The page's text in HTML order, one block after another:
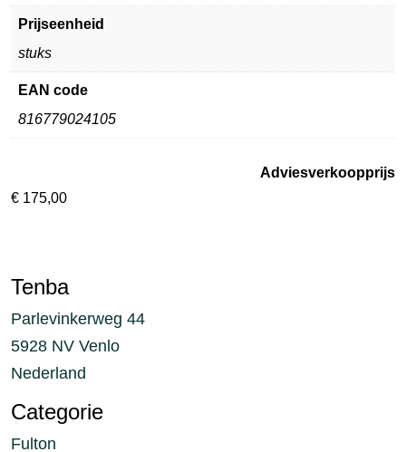
Prijseenheid
stuks
EAN code
816779024105
Adviesverkoopprijs
€ 175,00
Tenba
Parlevinkerweg 44
5928 NV Venlo
Nederland
Categorie
Fulton